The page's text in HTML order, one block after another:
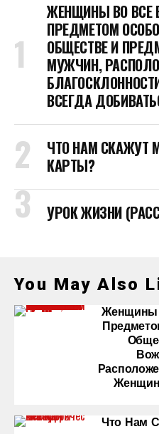
ЖЕНЩИНЫ ВО ВСЕ
ПРЕДМЕТОМ
ОБЩЕСТВЕ И
МУЖЧИН,
ВСЕГДА
ЧТО НАМ СКАЖУТ
КАРТЫ?
УРОК ЖИЗНИ
You May Also
Женщины
Что Нам